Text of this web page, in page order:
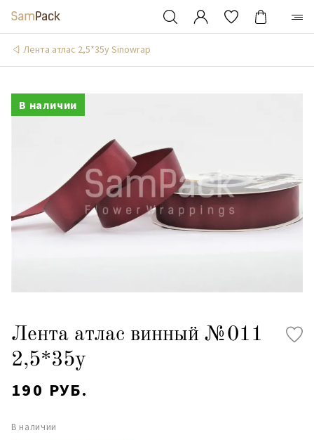
Лента атлас 2,5*35y Sinowrap
В наличии
Лента атлас винный №011
2,5*35y
190 РУБ.
В наличии